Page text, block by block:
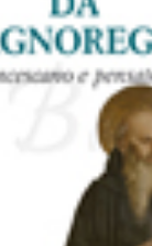
AGGIUNGI AL CARRELLO